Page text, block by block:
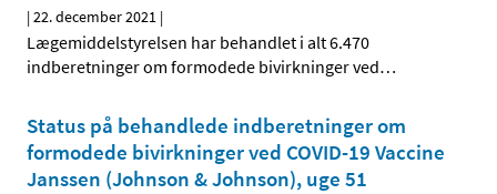
|22. december 2021 |
Lægemiddelstyrelsen har behandlet i alt 6.470
indberetninger om formodede bivirkninger ved…
Status på behandlede indberetninger om
formodede bivirkninger ved COVID-19 Vaccine
Janssen (Johnson & Johnson), uge 51